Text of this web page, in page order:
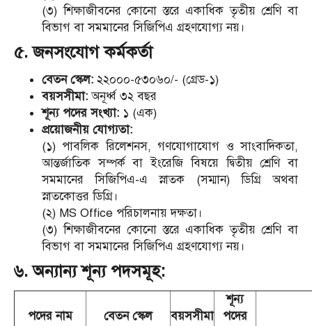
(৩) শিক্ষাজীবনের কোনো স্তরে একাধিক তৃতীয় শ্রেণি বা
বিভাগ বা সমমানের সিজিপিএ গ্রহণযোগ্য নয়।
৫. জনসংযোগ কর্মকর্তা
বেতন স্কেল: ২২০০০-৫৩০৬০/- (গ্রেড-১)
বয়সসীমা:অনূর্ধ্ব ৩২ বছর
শূন্য পদের সংখ্যা: ১ (এক)
প্রয়োজনীয় যোগ্যতা:
(১) পাবলিক রিলেশনস, গণযোগাযোগ ও সাংবাদিকতা,
আন্তর্জাতিক সম্পর্ক বা ইংরেজি বিষয়ে দ্বিতীয় শ্রেণি বা
সমমানের সিজিপিএ-এ স্নাতক (সম্মান) ডিগ্রি অথবা
স্নাতকোত্তর ডিগ্রি।
(২) MS Office পরিচালনায় দক্ষতা।
(৩) শিক্ষাজীবনের কোনো স্তরে একাধিক তৃতীয় শ্রেণি বা
বিভাগ বা সমমানের সিজিপিএ গ্রহণযোগ্য নয়।
৬. অন্যান্য শূন্য পদসমূহ:
পদের নাম বেতন স্কেল বয়সসীমা
শূন্য
পদের